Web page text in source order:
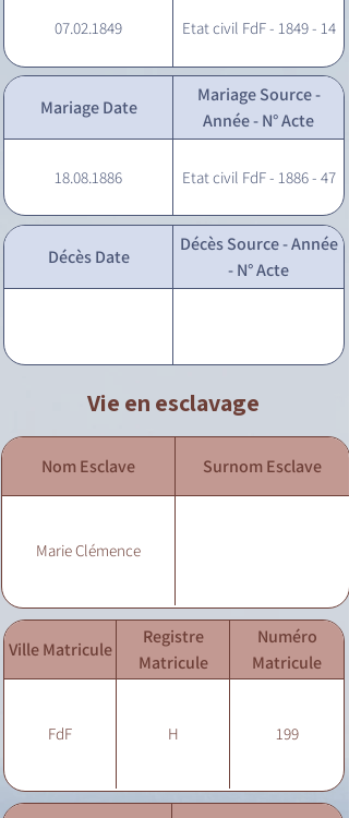
07.02.1849 Etat civil FdF - 1849 - 14
Mariage Date
Mariage Source -
Année - N° Acte
18.08.1886 Etat civil FdF - 1886 - 47
Décès Date
Décès Source - Année
- N° Acte
Vie en esclavage
Nom Esclave Surnom Esclave
Marie Clémence
Ville Matricule
Registre
Matricule
Numéro
Matricule
FdF H 199